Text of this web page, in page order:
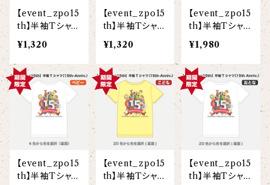
【xx's day】
【birthday】
【anniversary】
【Allstar】
【unit】
【crest】
【6faces】
カラードライポロシャツ
【Brass_emblem】
ボタンダウン半袖シャツ
オックスフォード長袖シャツ
プルオーバーパーカー
ドライジップパーカー
トレーナー
アウター
【chara】
ハット・ネックウォーマー
リトルシスタードール
たたきのトリ アイリス
たたきのトリ スカーレット
ジャイアントパンダ
ゴールデンターキン
オセロット
セクション
トラ軍団
バク一族
【event_zpo15
th】半袖Tシャツ
（オルコット）(ベ
ビー)
¥1,320
【event_zpo15
th】半袖Tシャツ
（オルコット）(こ
ども)
¥1,320
【event_zpo15
th】半袖Tシャツ
（オルコット）(大
人)
¥1,980
【event_zpo15
th】半袖Tシャツ
【event_zpo15
th】半袖Tシャツ
【event_zpo15
th】半袖Tシャツ